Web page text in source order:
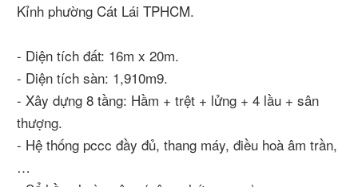
Kỉnh phường Cát Lái TPHCM.
- Diện tích đất: 16m x 20m.
- Diện tích sàn: 1,910m9.
- Xây dựng 8 tầng: Hầm + trệt + lửng + 4 lầu + sân
thượng.
- Hệ thống pccc đầy đủ, thang máy, điều hoà âm trần,
…